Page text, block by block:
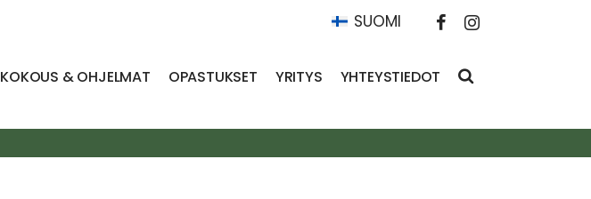
SUOMI
KOKOUS & OHJELMAT OPASTUKSET YRITYS YHTEYSTIEDOT